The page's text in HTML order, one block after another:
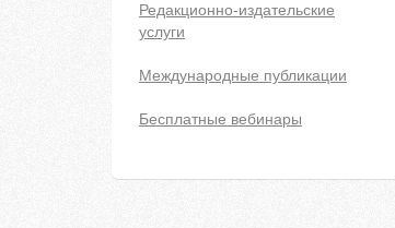
Редакционно-издательские
услуги
Международные публикации
Бесплатные вебинары